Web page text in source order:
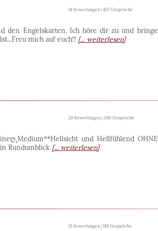
14 Bewertungen | 407 Gespräche
den Engelskarten. Ich höre dir zu und bringe
mich auf euch!! [... weiterlesen]
26 Bewertungen | 280 Gespräche
und Hellfühlend OHNE
Rundumblick [... weiterlesen]
13 Bewertungen | 188 Gespräche